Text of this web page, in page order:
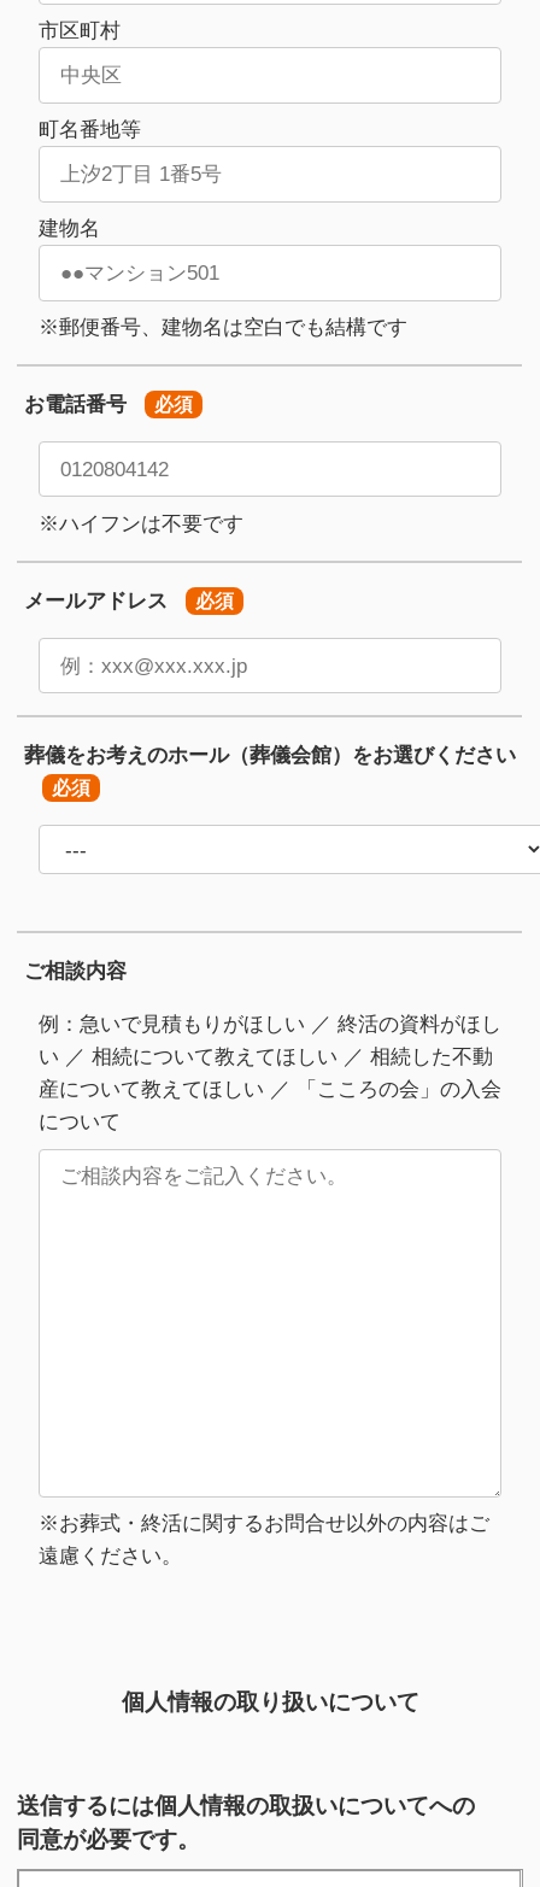
市区町村
町名番地等
建物名
※郵便番号、建物名は空白でも結構です
お電話番号 必須
※ハイフンは不要です
メールアドレス 必須
葬儀をお考えのホール（葬儀会館）をお選びください
必須
ご相談内容
例：急いで見積もりがほしい ／ 終活の資料がほし
い ／ 相続について教えてほしい ／ 相続した不動
産について教えてほしい ／ 「こころの会」の入会
について
※お葬式・終活に関するお問合せ以外の内容はご
遠慮ください。
個人情報の取り扱いについて
送信するには個人情報の取扱いについてへの
同意が必要です。